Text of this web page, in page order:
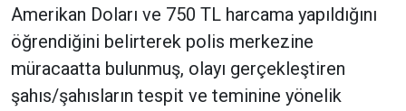
Amerikan Doları ve 750 TL harcama yapıldığını
öğrendiğini belirterek polis merkezine
müracaatta bulunmuş, olayı gerçekleştiren
şahıs/şahısların tespit ve teminine yönelik